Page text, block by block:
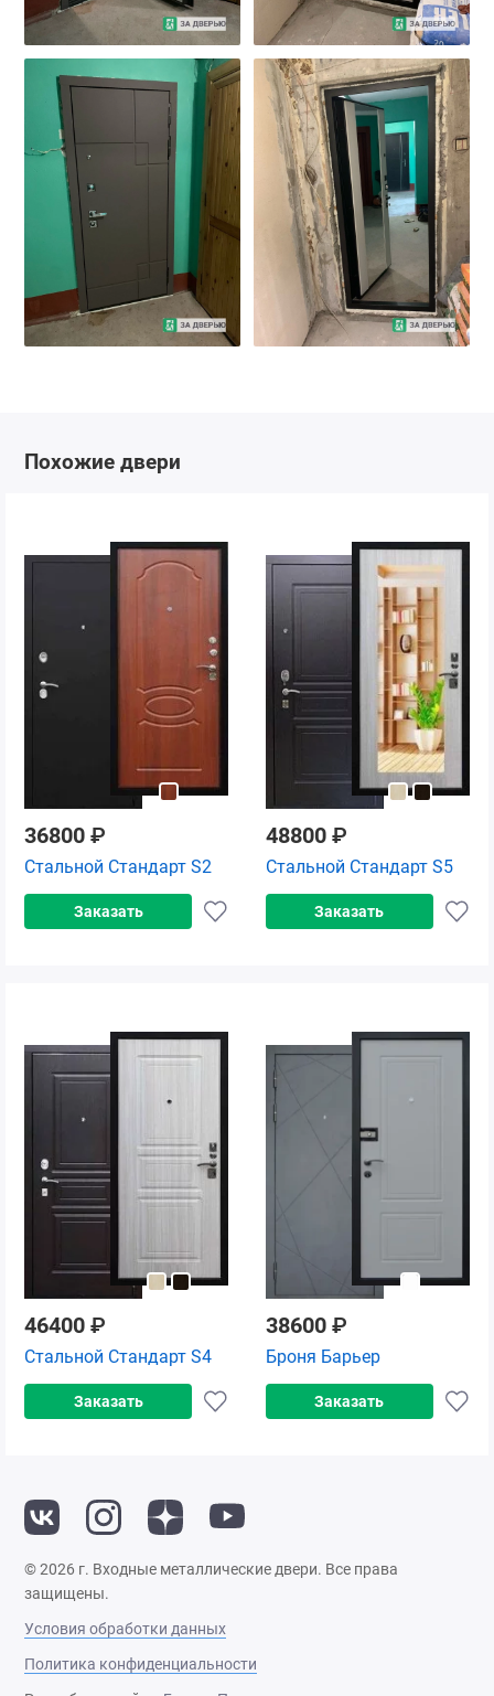
Похожие двери
36800 ₽
Стальной Стандарт S2
Заказать
48800 ₽
Стальной Стандарт S5
Заказать
46400 ₽
Стальной Стандарт S4
Заказать
38600 ₽
Броня Барьер
Заказать
© 2026 г. Входные металлические двери. Все права
защищены.
Условия обработки данных
Политика конфиденциальности